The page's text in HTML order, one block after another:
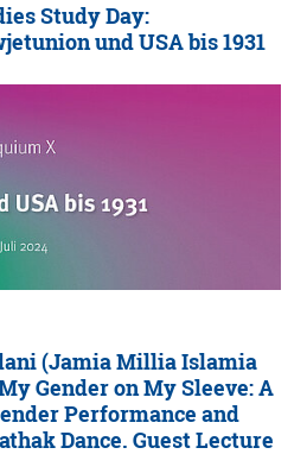
Study Day:
und USA bis 1931
(Jamia Millia Islamia
Gender on My Sleeve: A
Performance and
Dance. Guest Lecture